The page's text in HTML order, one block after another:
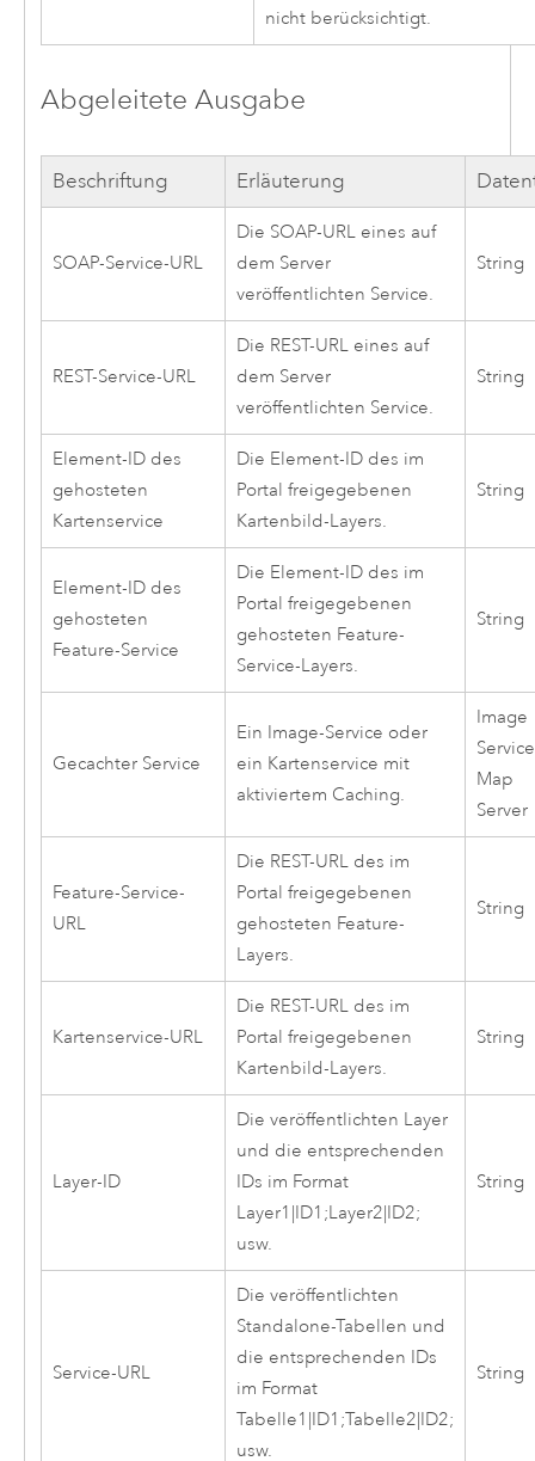
nicht berücksichtigt.
Abgeleitete Ausgabe
Beschriftung Erläuterung
SOAP-Service-URL
Die SOAP-URL eines auf
dem Server
veröffentlichten Service.
String
REST-Service-URL
Die REST-URL eines auf
dem Server
veröffentlichten Service.
String
Element-ID des
gehosteten
Kartenservice
Die Element-ID des im
Portal freigegebenen
Kartenbild-Layers.
String
Element-ID des
gehosteten
Feature-Service
Die Element-ID des im
Portal freigegebenen
gehosteten Feature-
Service-Layers.
String
Gecachter Service
Ein Image-Service oder
ein Kartenservice mit
aktiviertem Caching.
Image
Map
Server
Feature-Service-
URL
Die REST-URL des im
Portal freigegebenen
gehosteten Feature-
Layers.
String
Kartenservice-URL
Die REST-URL des im
Portal freigegebenen
Kartenbild-Layers.
String
Layer-ID
Die veröffentlichten Layer
und die entsprechenden
IDs im Format
Layer1|ID1;Layer2|ID2;
usw.
String
Service-URL
Die veröffentlichten
Standalone-Tabellen und
die entsprechenden IDs
im Format
Tabelle1|ID1;Tabelle2|ID2;
usw.
String